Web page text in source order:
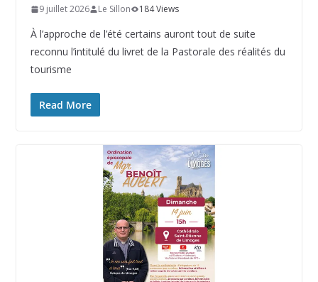
9 juillet 2026 Le Sillon 184 Views
À l’approche de l’été certains auront tout de suite
reconnu l’intitulé du livret de la Pastorale des réalités du
tourisme
Read More